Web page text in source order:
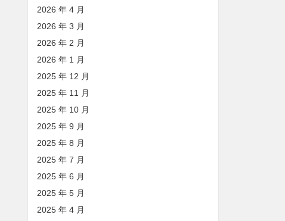
2026 年 4 月
2026 年 3 月
2026 年 2 月
2026 年 1 月
2025 年 12 月
2025 年 11 月
2025 年 10 月
2025 年 9 月
2025 年 8 月
2025 年 7 月
2025 年 6 月
2025 年 5 月
2025 年 4 月